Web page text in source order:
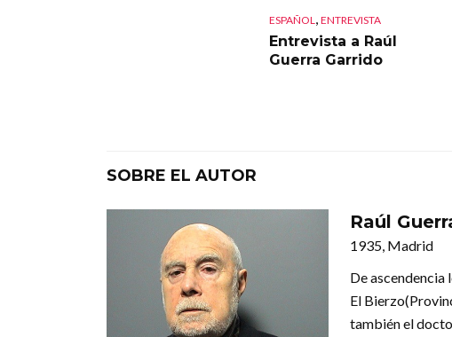
ESPAÑOL, ENTREVISTA
Entrevista a Raúl
Guerra Garrido
SOBRE EL AUTOR
Raúl
1935, Madrid
De ascendencia
El
también el